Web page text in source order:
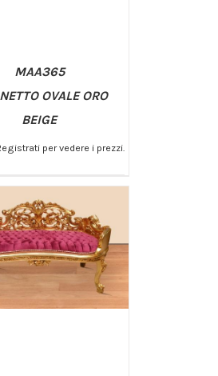
MAA365
OVALE ORO
BEIGE
per vedere i prezzi.